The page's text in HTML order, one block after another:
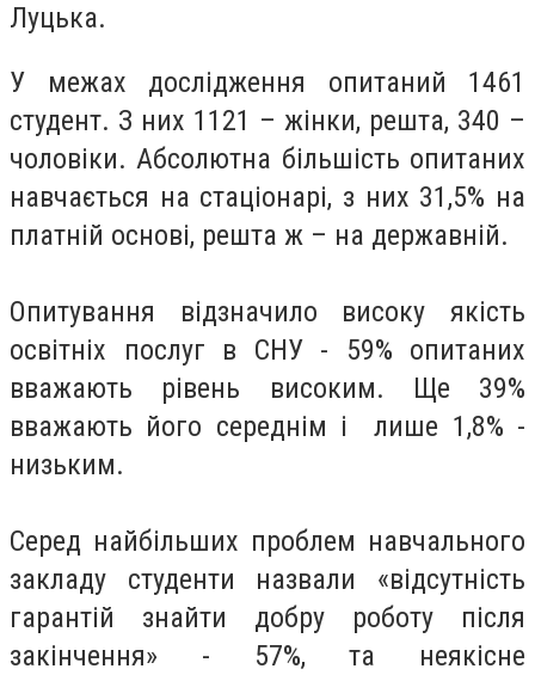
Луцька.
У межах дослідження опитаний 1461
студент. З них 1121 – жінки, решта, 340 –
чоловіки. Абсолютна більшість опитаних
навчається на стаціонарі, з них 31,5% на
платній основі, решта ж – на державній.
Опитування відзначило високу якість
освітніх послуг в СНУ - 59% опитаних
вважають рівень високим. Ще 39%
вважають його середнім і лише 1,8% -
низьким.
Серед найбільших проблем навчального
закладу студенти назвали «відсутність
гарантій знайти добру роботу після
закінчення» - 57%, та неякiсне